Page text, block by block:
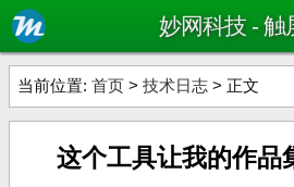
妙网科技 - 触
当前位置: 首页 > 技术日志 > 正文
这个工具让我的作品